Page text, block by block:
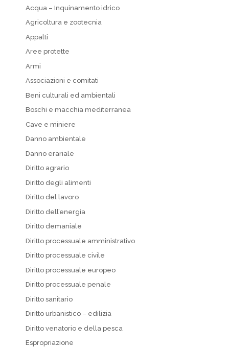
Acqua – Inquinamento idrico
Agricoltura e zootecnia
Appalti
Aree protette
Armi
Associazioni e comitati
Beni culturali ed ambientali
Boschi e macchia mediterranea
Cave e miniere
Danno ambientale
Danno erariale
Diritto agrario
Diritto degli alimenti
Diritto del lavoro
Diritto dell’energia
Diritto demaniale
Diritto processuale amministrativo
Diritto processuale civile
Diritto processuale europeo
Diritto processuale penale
Diritto sanitario
Diritto urbanistico – edilizia
Diritto venatorio e della pesca
Espropriazione